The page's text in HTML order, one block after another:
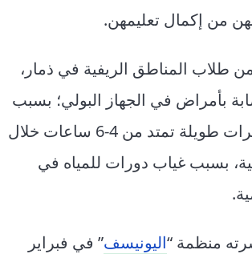
من إكمال تعليمهن.
طلاب المناطق الريفية في ذمار،
بأمراض في الجهاز البولي؛ بسبب
حبسهم للبول لفترات طويلة تمتد من 4-6 ساعات خلال
بسبب غياب دورات للمياه في
منظمة “اليونيسف” في فبراير